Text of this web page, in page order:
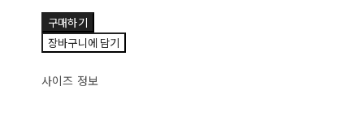
구매하기
장바구니에 담기
사이즈 정보